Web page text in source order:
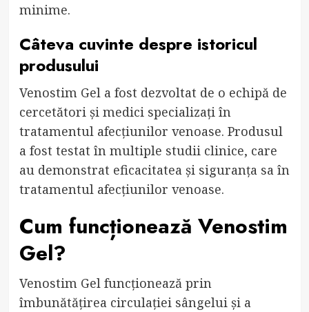
minime.
Câteva cuvinte despre istoricul
produsului
Venostim Gel a fost dezvoltat de o echipă de
cercetători și medici specializați în
tratamentul afecțiunilor venoase. Produsul
a fost testat în multiple studii clinice, care
au demonstrat eficacitatea și siguranța sa în
tratamentul afecțiunilor venoase.
Cum funcționează Venostim
Gel?
Venostim Gel funcționează prin
îmbunătățirea circulației sângelui și a